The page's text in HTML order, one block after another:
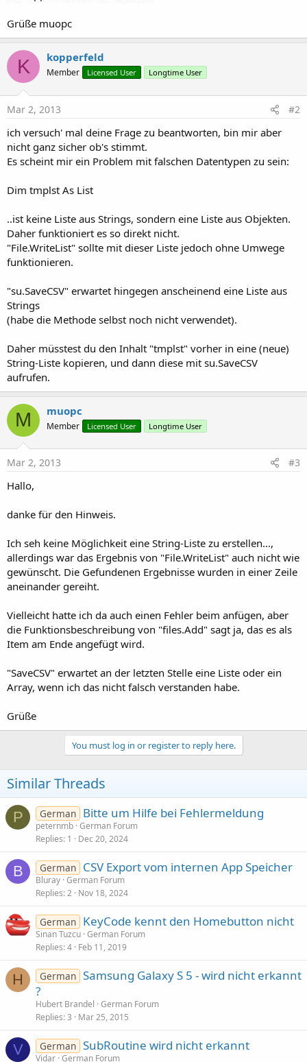
Grüße muopc
K kopperfeld
Member Licensed User Longtime User
Mar 2, 2013 #2
ich versuch' mal deine Frage zu beantworten, bin mir aber
nicht ganz sicher ob's stimmt.
Es scheint mir ein Problem mit falschen Datentypen zu sein:
Dim tmplst As List
..ist keine Liste aus Strings, sondern eine Liste aus Objekten.
Daher funktioniert es so direkt nicht.
"File.WriteList" sollte mit dieser Liste jedoch ohne Umwege
funktionieren.
"su.SaveCSV" erwartet hingegen anscheinend eine Liste aus
Strings
(habe die Methode selbst noch nicht verwendet).
Daher müsstest du den Inhalt "tmplst" vorher in eine (neue)
String-Liste kopieren, und dann diese mit su.SaveCSV
aufrufen.
M muopc
Member Licensed User Longtime User
Mar 2, 2013 #3
Hallo,
danke für den Hinweis.
Ich seh keine Möglichkeit eine String-Liste zu erstellen...,
allerdings war das Ergebnis von "File.WriteList" auch nicht wie
gewünscht. Die Gefundenen Ergebnisse wurden in einer Zeile
aneinander gereiht.
Vielleicht hatte ich da auch einen Fehler beim anfügen, aber
die Funktionsbeschreibung von "files.Add" sagt ja, das es als
Item am Ende angefügt wird.
"SaveCSV" erwartet an der letzten Stelle eine Liste oder ein
Array, wenn ich das nicht falsch verstanden habe.
Grüße
You must log in or register to reply here.
Similar Threads
P German Bitte um Hilfe bei Fehlermeldung
peternmb German Forum
Replies 1 Dec 20, 2024
B German CSV Export vom internen App Speicher
Bluray German Forum
Replies 2 Nov 18, 2024
German KeyCode kennt den Homebutton nicht
Sinan Tuzcu German Forum
Replies 4 Feb 11, 2019
H German Samsung Galaxy S 5 - wird nicht erkannt
?
Hubert Brandel German Forum
Replies 3 Mar 25, 2015
V German SubRoutine wird nicht erkannt
Vidar German Forum